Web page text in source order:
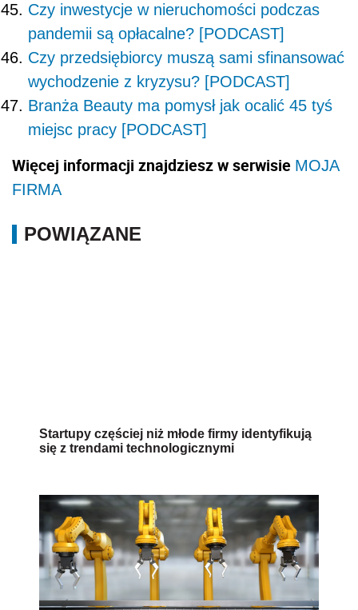
Czy inwestycje w nieruchomości podczas
pandemii są opłacalne? [PODCAST]
Czy przedsiębiorcy muszą sami sfinansować
wychodzenie z kryzysu? [PODCAST]
Branża Beauty ma pomysł jak ocalić 45 tyś
miejsc pracy [PODCAST]
Więcej informacji znajdziesz w serwisie MOJA
FIRMA
POWIĄZANE
Startupy częściej niż młode firmy identyfikują
się z trendami technologicznymi